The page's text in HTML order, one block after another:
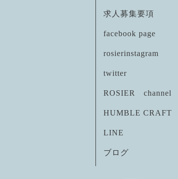
求人募集要項
facebook page
rosierinstagram
twitter
ROSIER channel
HUMBLE CRAFT
LINE
ブログ